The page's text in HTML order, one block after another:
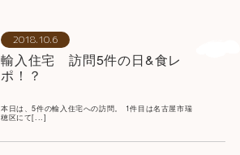
2018.10.6
輸入住宅 訪問5件の日&食レ
ポ！？
本日は、5件の輸入住宅への訪問。 1件目は名古屋市瑞
穂区にて[...]